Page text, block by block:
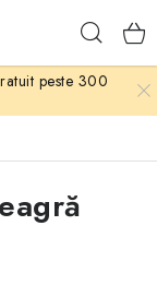
peste 300